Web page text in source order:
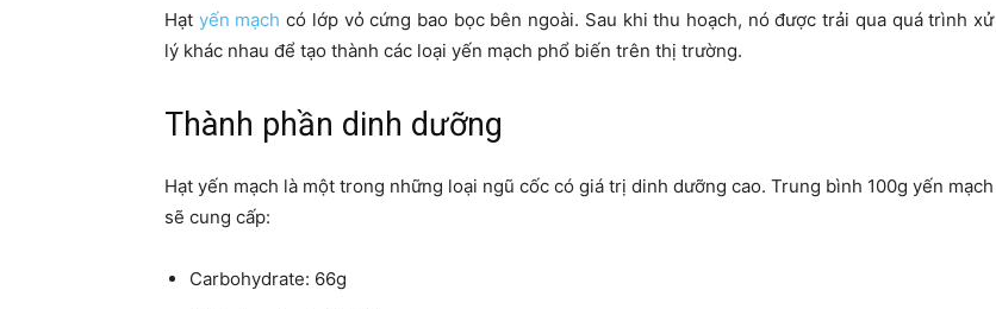
Hạt yến mạch có lớp vỏ cứng bao bọc bên ngoài. Sau khi thu hoạch, nó được trải qua quá trình xử
lý khác nhau để tạo thành các loại yến mạch phổ biến trên thị trường.
Thành phần dinh dưỡng
Hạt yến mạch là một trong những loại ngũ cốc có giá trị dinh dưỡng cao. Trung bình 100g yến mạch
sẽ cung cấp:
Carbohydrate: 66g